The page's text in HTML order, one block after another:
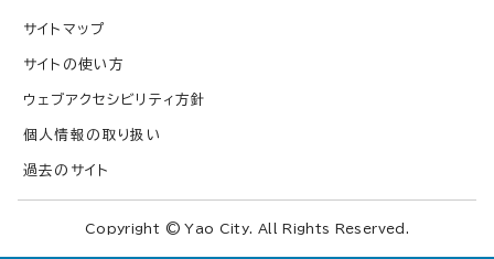
サイトマップ
サイトの使い方
ウェブアクセシビリティ方針
個人情報の取り扱い
過去のサイト
Copyright © Yao City. All Rights Reserved.